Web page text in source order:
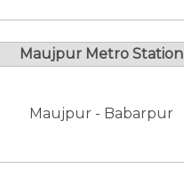
Maujpur Metro Station
Maujpur - Babarpur